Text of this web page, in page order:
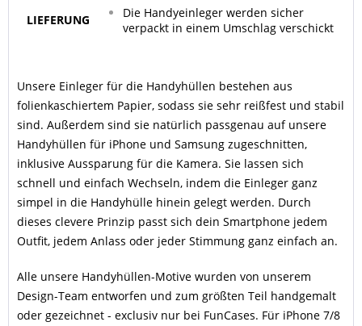
LIEFERUNG
Die Handyeinleger werden sicher
verpackt in einem Umschlag verschickt
Unsere Einleger für die Handyhüllen bestehen aus
folienkaschiertem Papier, sodass sie sehr reißfest und stabil
sind. Außerdem sind sie natürlich passgenau auf unsere
Handyhüllen für iPhone und Samsung zugeschnitten,
inklusive Aussparung für die Kamera. Sie lassen sich
schnell und einfach Wechseln, indem die Einleger ganz
simpel in die Handyhülle hinein gelegt werden. Durch
dieses clevere Prinzip passt sich dein Smartphone jedem
Outfit, jedem Anlass oder jeder Stimmung ganz einfach an.
Alle unsere Handyhüllen-Motive wurden von unserem
Design-Team entworfen und zum größten Teil handgemalt
oder gezeichnet - exclusiv nur bei FunCases. Für iPhone 7/8